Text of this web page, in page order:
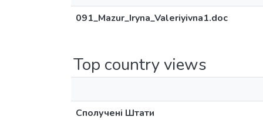
091_Mazur_Iryna_Valeriyivna1.doc
Top country views
Сполучені Штати